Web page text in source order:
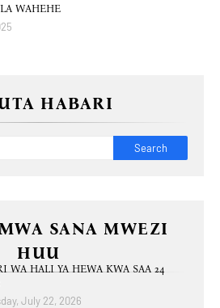
WAHEHE
HABARI
SANA MWEZI
HUU
WA HALI YA HEWA KWA SAA 24
July 22, 2026